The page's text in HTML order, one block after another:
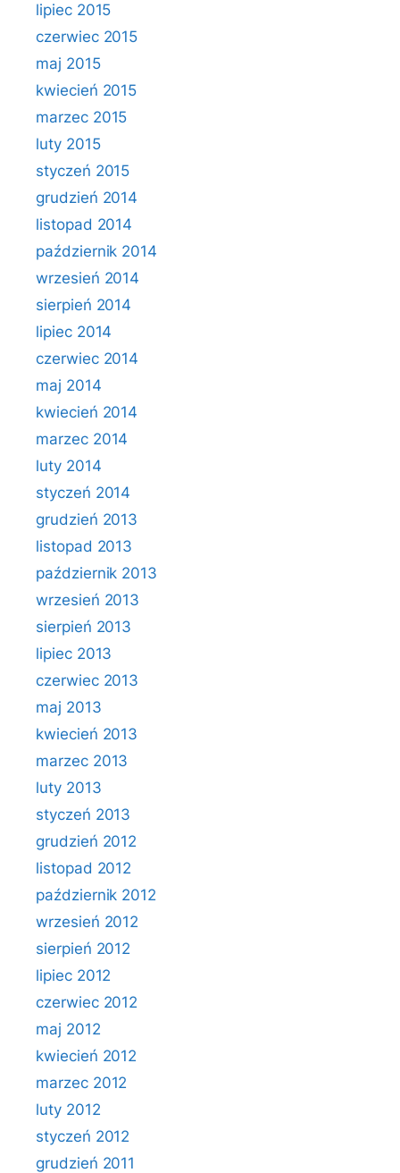
lipiec 2015
czerwiec 2015
maj 2015
kwiecień 2015
marzec 2015
luty 2015
styczeń 2015
grudzień 2014
listopad 2014
październik 2014
wrzesień 2014
sierpień 2014
lipiec 2014
czerwiec 2014
maj 2014
kwiecień 2014
marzec 2014
luty 2014
styczeń 2014
grudzień 2013
listopad 2013
październik 2013
wrzesień 2013
sierpień 2013
lipiec 2013
czerwiec 2013
maj 2013
kwiecień 2013
marzec 2013
luty 2013
styczeń 2013
grudzień 2012
listopad 2012
październik 2012
wrzesień 2012
sierpień 2012
lipiec 2012
czerwiec 2012
maj 2012
kwiecień 2012
marzec 2012
luty 2012
styczeń 2012
grudzień 2011